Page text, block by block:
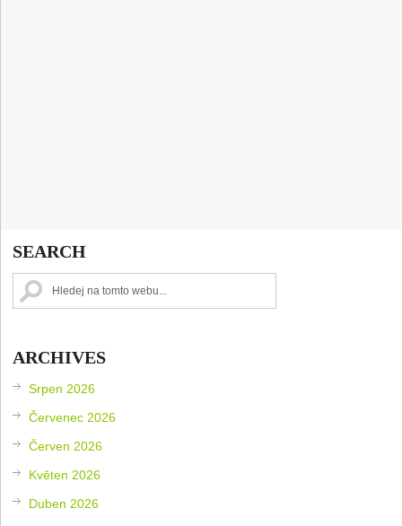
SEARCH
ARCHIVES
Srpen 2026
Červenec 2026
Červen 2026
Květen 2026
Duben 2026